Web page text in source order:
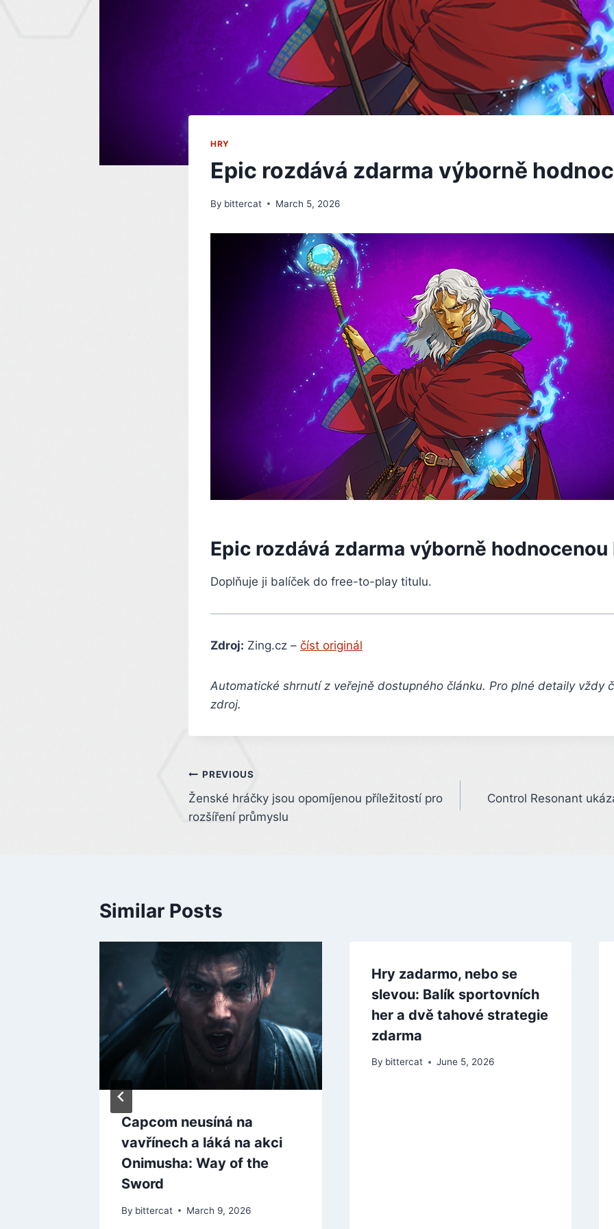
HRY
Epic rozdává zdarma výborně
By bittercat March 5, 2026
Epic rozdává zdarma výborně hodnocenou
Doplňuje ji balíček do free-to-play titulu.
Zdroj: Zing.cz – číst originál
Automatické shrnutí z veřejně dostupného článku. Pro plné detaily vždy
zdroj.
Post
navigation
PREVIOUS
Ženské hráčky jsou opomíjenou příležitostí pro
rozšíření průmyslu
Control Resonant
Similar Posts
Capcom neusíná na
vavřínech a láká na akci
Onimusha: Way of the
Sword
By bittercat March 9, 2026
Hry zadarmo, nebo se
slevou: Balík sportovních
her a dvě tahové strategie
zdarma
By bittercat June 5, 2026